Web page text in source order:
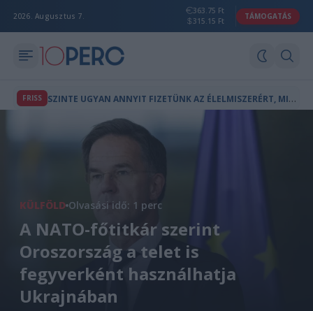
2026. Augusztus 7.
363.75 Ft
315.15 Ft
TÁMOGATÁS
FRISS S
ZINTE UGYAN ANNYIT FIZETÜNK AZ ÉLELMISZERÉRT, MINT BÁRHOL AZ EU-BAN, A FIZETÉSEK VISZONT AZ ÁTLAG FELÉT SEM ÉRIK EL
KÜLFÖLD Olvasási idő: 1 perc
A NATO-főtitkár szerint
Oroszország a telet is
fegyverként használhatja
Ukrajnában